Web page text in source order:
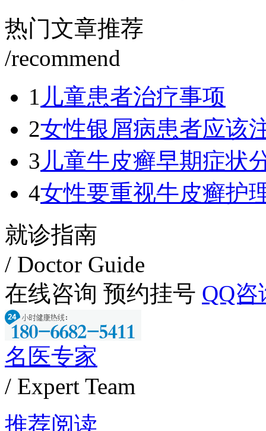
热门文章推荐
/recommend
1 儿童患者治疗事项
2女性银屑病患者应该
3 儿童牛皮癣早期症状
4女性要重视牛皮癣护
就诊指南
/ Doctor Guide
在线咨询 预约挂号 QQ咨
名医专家
/ Expert Team
推荐阅读